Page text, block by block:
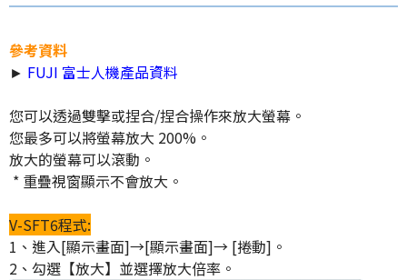
參考資料
► FUJI 富士人機產品資料
您可以透過雙擊或捏合/捏合操作來放大螢幕。
您最多可以將螢幕放大 200%。
放大的螢幕可以滾動。
* 重疊視窗顯示不會放大。
V-SFT6程式:
1、進入[顯示畫面]→[顯示畫面]→ [捲動]。
2、勾選【放大】並選擇放大倍率。